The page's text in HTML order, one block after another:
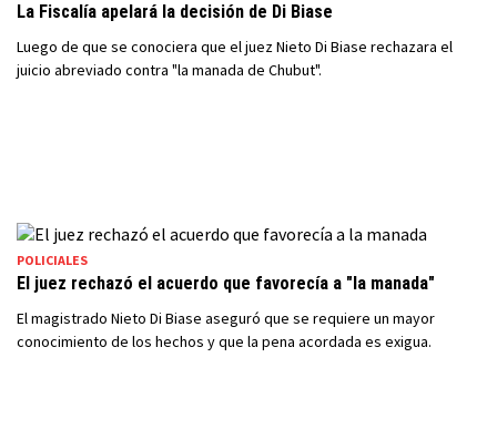
La Fiscalía apelará la decisión de Di Biase
Luego de que se conociera que el juez Nieto Di Biase rechazara el
juicio abreviado contra "la manada de Chubut".
POLICIALES
El juez rechazó el acuerdo que favorecía a "la manada"
El magistrado Nieto Di Biase aseguró que se requiere un mayor
conocimiento de los hechos y que la pena acordada es exigua.